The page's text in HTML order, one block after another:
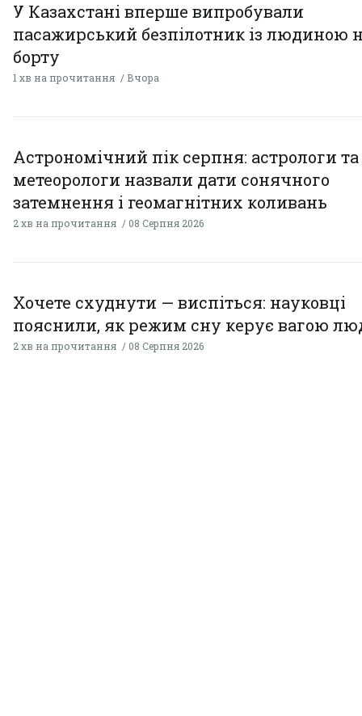
У Казахстані вперше випробували
пасажирський безпілотник із людиною
борту
1 хв на прочитання Вчора
Астрономічний пік серпня: астрологи та
метеорологи назвали дати сонячного
затемнення і геомагнітних коливань
2 хв на прочитання 08 Серпня 2026
Хочете схуднути — виспіться: науковці
пояснили, як режим сну керує вагою
2 хв на прочитання 08 Серпня 2026